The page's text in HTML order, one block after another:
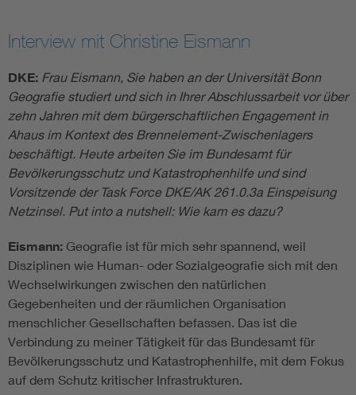
Interview mit Christine Eismann
DKE: Frau Eismann, Sie haben an der Universität Bonn
Geografie studiert und sich in Ihrer Abschlussarbeit vor über
zehn Jahren mit dem bürgerschaftlichen Engagement in
Ahaus im Kontext des Brennelement-Zwischenlagers
beschäftigt. Heute arbeiten Sie im Bundesamt für
Bevölkerungsschutz und Katastrophenhilfe und sind
Vorsitzende der Task Force DKE/AK 261.0.3a Einspeisung
Netzinsel. Put into a nutshell: Wie kam es dazu?
Eismann: Geografie ist für mich sehr spannend, weil
Disziplinen wie Human- oder Sozialgeografie sich mit den
Wechselwirkungen zwischen den natürlichen
Gegebenheiten und der räumlichen Organisation
menschlicher Gesellschaften befassen. Das ist die
Verbindung zu meiner Tätigkeit für das Bundesamt für
Bevölkerungsschutz und Katastrophenhilfe, mit dem Fokus
auf dem Schutz kritischer Infrastrukturen.